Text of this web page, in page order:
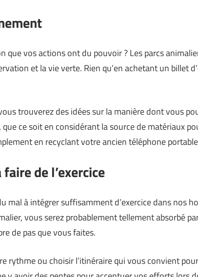
que vos actions ont du pouvoir ? Les parcs
et la vie verte. Rien qu’en achetant un billet
trouverez des idées sur la manière dont vous
ce soit en considérant la source de matériaux
en recyclant votre ancien téléphone
de l’exercice
mal à intégrer suffisamment d’exercice dans nos
vous serez probablement tellement absorbé
de pas que vous faites.
rythme ou choisir l’itinéraire qui vous convient